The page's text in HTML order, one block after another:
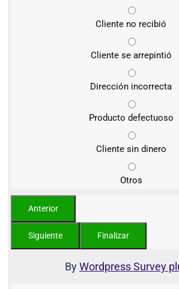
Cliente no recibió
Cliente se arrepintió
Dirección incorrecta
Producto defectuoso
Cliente sin dinero
Otros
ByWordpress Survey